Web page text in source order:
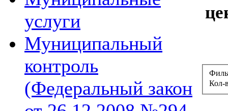
услуги
Муниципальный
контроль
(Федеральный закон
Кол-